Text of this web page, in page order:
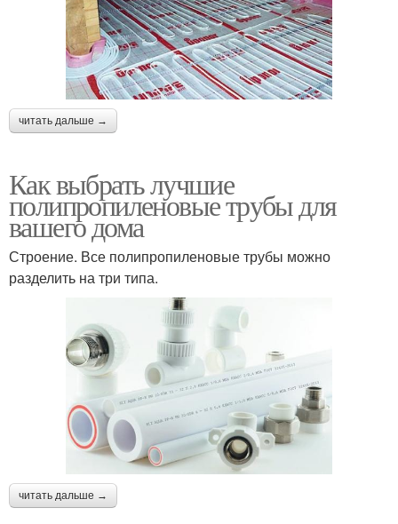
читать дальше →
Как выбрать лучшие
полипропиленовые трубы для
вашего дома
Строение. Все полипропиленовые трубы можно
разделить на три типа.
читать дальше →